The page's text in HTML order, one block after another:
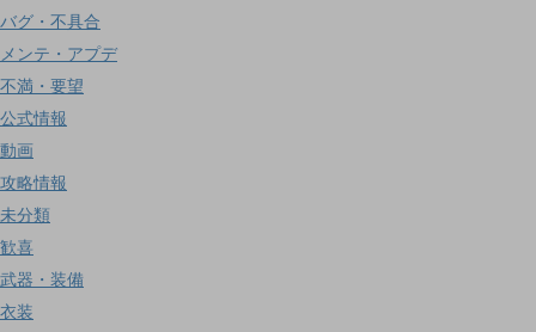
バグ・不具合
メンテ・アプデ
不満・要望
公式情報
動画
攻略情報
未分類
歓喜
武器・装備
衣装